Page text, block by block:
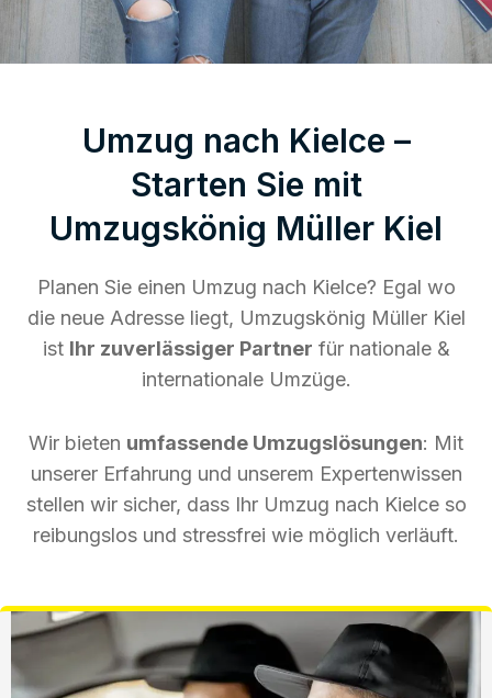
Umzug nach Kielce –
Starten Sie mit
Umzugskönig Müller Kiel
Planen Sie einen Umzug nach Kielce? Egal wo
die neue Adresse liegt, Umzugskönig Müller Kiel
ist Ihr zuverlässiger Partner für nationale &
internationale Umzüge.
Wir bieten umfassende Umzugslösungen: Mit
unserer Erfahrung und unserem Expertenwissen
stellen wir sicher, dass Ihr Umzug nach Kielce so
reibungslos und stressfrei wie möglich verläuft.